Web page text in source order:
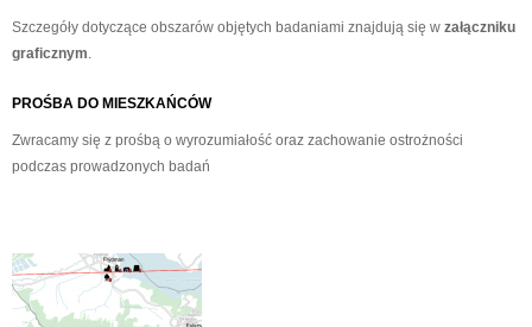
Szczegóły dotyczące obszarów objętych badaniami znajdują się w załączniku
graficznym.
PROŚBA DO MIESZKAŃCÓW
Zwracamy się z prośbą o wyrozumiałość oraz zachowanie ostrożności
podczas prowadzonych badań